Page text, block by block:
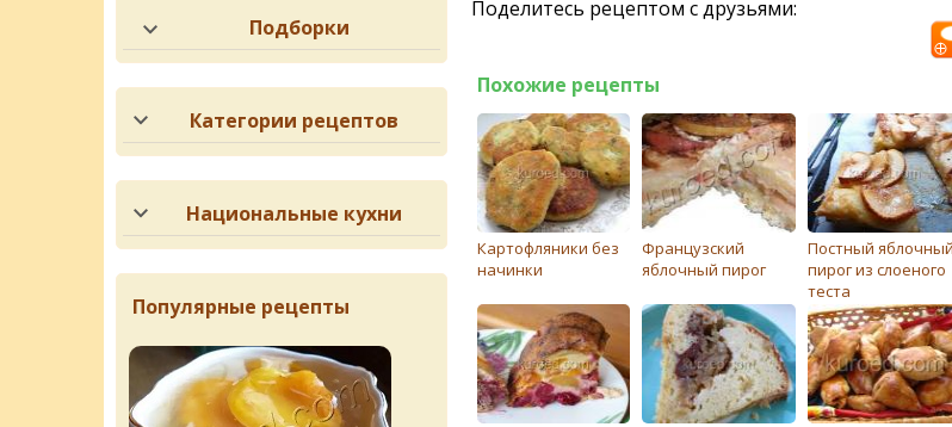
Поделитесь рецептом с друзьями:
Похожие рецепты
Картофляники без
начинки
Французский
яблочный пирог
Постный яблочный
пирог из слоеного
теста
Подборки
Категории рецептов
Национальные кухни
Популярные рецепты